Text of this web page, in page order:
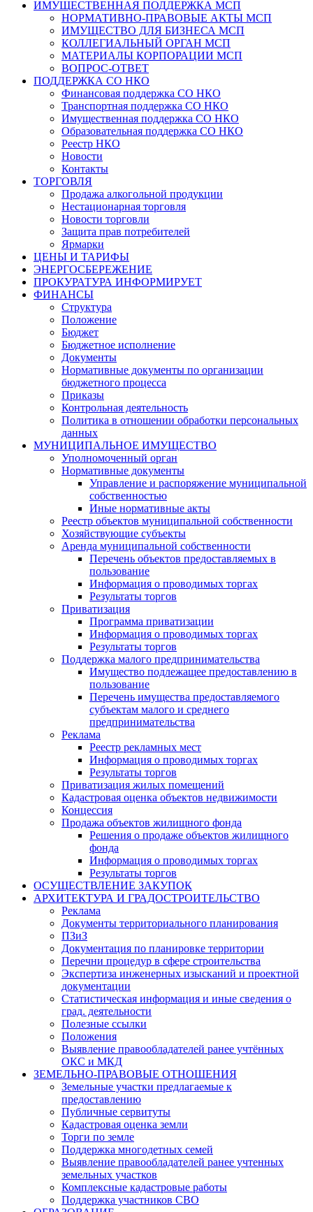
ИМУЩЕСТВЕННАЯ ПОДДЕРЖКА МСП
НОРМАТИВНО-ПРАВОВЫЕ АКТЫ МСП
ИМУЩЕСТВО ДЛЯ БИЗНЕСА МСП
КОЛЛЕГИАЛЬНЫЙ ОРГАН МСП
МАТЕРИАЛЫ КОРПОРАЦИИ МСП
ВОПРОС-ОТВЕТ
ПОДДЕРЖКА СО НКО
Финансовая поддержка СО НКО
Транспортная поддержка СО НКО
Имущественная поддержка СО НКО
Образовательная поддержка СО НКО
Реестр НКО
Новости
Контакты
ТОРГОВЛЯ
Продажа алкогольной продукции
Нестационарная торговля
Новости торговли
Защита прав потребителей
Ярмарки
ЦЕНЫ И ТАРИФЫ
ЭНЕРГОСБЕРЕЖЕНИЕ
ПРОКУРАТУРА ИНФОРМИРУЕТ
ФИНАНСЫ
Структура
Положение
Бюджет
Бюджетное исполнение
Документы
Нормативные документы по организации
бюджетного процесса
Приказы
Контрольная деятельность
Политика в отношении обработки персональных
данных
МУНИЦИПАЛЬНОЕ ИМУЩЕСТВО
Уполномоченный орган
Нормативные документы
Управление и распоряжение муниципальной
собственностью
Иные нормативные акты
Реестр объектов муниципальной собственности
Хозяйствующие субъекты
Аренда муниципальной собственности
Перечень объектов предоставляемых в
пользование
Информация о проводимых торгах
Результаты торгов
Приватизация
Программа приватизации
Информация о проводимых торгах
Результаты торгов
Поддержка малого предпринимательства
Имущество подлежащее предоставлению в
пользование
Перечень имущества предоставляемого
субъектам малого и среднего
предпринимательства
Реклама
Реестр рекламных мест
Информация о проводимых торгах
Результаты торгов
Приватизация жилых помещений
Кадастровая оценка объектов недвижимости
Концессия
Продажа объектов жилищного фонда
Решения о продаже объектов жилищного
фонда
Информация о проводимых торгах
Результаты торгов
ОСУЩЕСТВЛЕНИЕ ЗАКУПОК
АРХИТЕКТУРА И ГРАДОСТРОИТЕЛЬСТВО
Реклама
Документы территориального планирования
ПЗиЗ
Документация по планировке территории
Перечни процедур в сфере строительства
Экспертиза инженерных изысканий и проектной
документации
Статистическая информация и иные сведения о
град. деятельности
Полезные ссылки
Положения
Выявление правообладателей ранее учтённых
ОКС и МКД
ЗЕМЕЛЬНО-ПРАВОВЫЕ ОТНОШЕНИЯ
Земельные участки предлагаемые к
предоставлению
Публичные сервитуты
Кадастровая оценка земли
Торги по земле
Поддержка многодетных семей
Выявление правообладателей ранее учтенных
земельных участков
Комплексные кадастровые работы
Поддержка участников СВО